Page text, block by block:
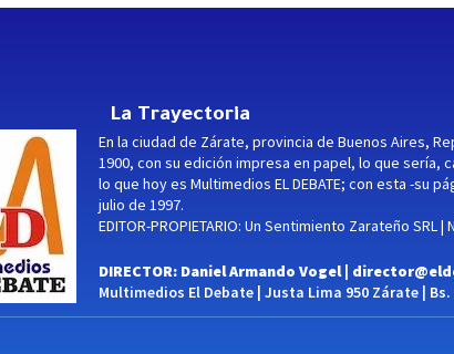
La Trayectoria
En la ciudad de Zárate, provincia de Buenos Aires,
1900, con su edición impresa en papel, lo que sería,
lo que hoy es Multimedios EL DEBATE; con esta -su
julio de 1997.
EDITOR-PROPIETARIO: Un Sentimiento Zarateño SRL |
DIRECTOR: Daniel Armando Vogel |
Multimedios El Debate | Justa Lima 950 Zárate | Bs.